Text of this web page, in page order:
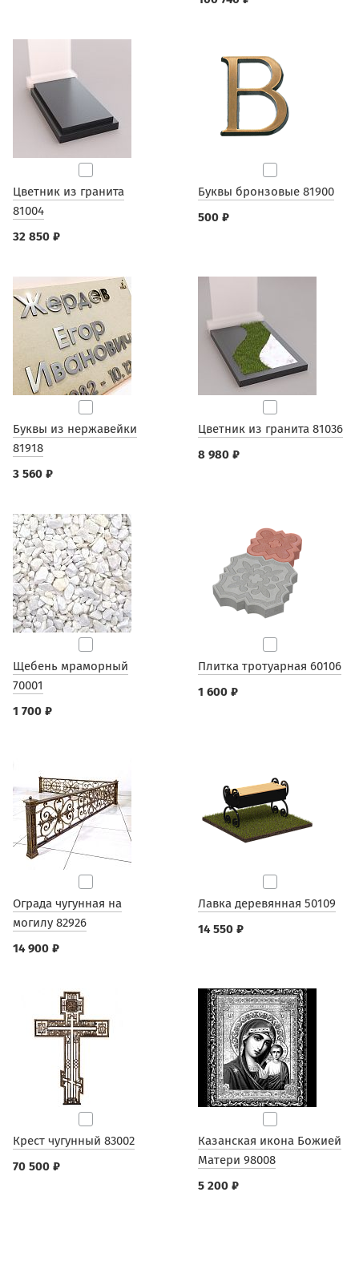
Цветник из гранита
81004
32 850 ₽
Буквы бронзовые 81900
500 ₽
Буквы из нержавейки
81918
3 560 ₽
Цветник из гранита 81036
8 980 ₽
Щебень мраморный
70001
1 700 ₽
Плитка тротуарная 60106
1 600 ₽
Ограда чугунная на
могилу 82926
14 900 ₽
Лавка деревянная 50109
14 550 ₽
Крест чугунный 83002
70 500 ₽
Казанская икона Божией
Матери 98008
5 200 ₽